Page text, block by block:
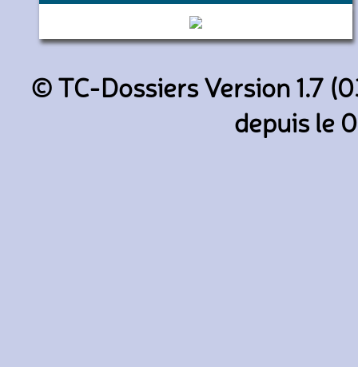
5690 (RATP)
© TC-Dossiers Version 1.7
depuis le